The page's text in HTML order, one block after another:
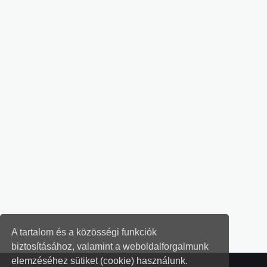
A tartalom és a közösségi funkciók
biztosításához, valamint a weboldalforgalmunk
elemzéséhez sütiket (cookie) használunk.